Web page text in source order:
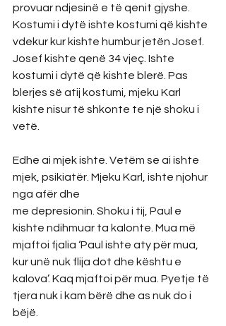
provuar ndjesinë e të qenit gjyshe.
Kostumi i dytë ishte kostumi që kishte
vdekur kur kishte humbur jetën Josef.
Josef kishte qenë 34 vjeç. Ishte
kostumi i dytë që kishte blerë. Pas
blerjes së atij kostumi, mjeku Karl
kishte nisur të shkonte te një shoku i
vetë.
Edhe ai mjek ishte. Vetëm se ai ishte
mjek, psikiatër. Mjeku Karl, ishte njohur
nga afër dhe
me depresionin. Shoku i tij, Paul e
kishte ndihmuar ta kalonte. Mua më
mjaftoi fjalia ‘Paul ishte aty për mua,
kur unë nuk flija dot dhe kështu e
kalova’. Kaq mjaftoi për mua. Pyetje të
tjera nuk i kam bërë dhe as nuk do i
bëjë.